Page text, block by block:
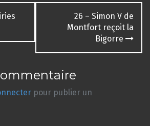
26 – Simon V de
Montfort reçoit la
Bigorre
pour publier un